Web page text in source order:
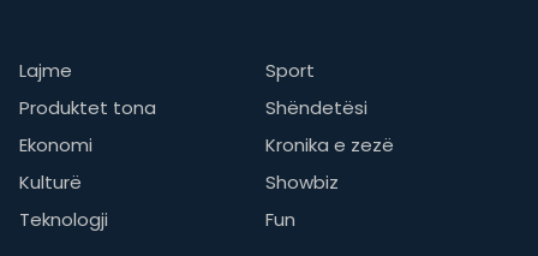
Lajme
Sport
Produktet tona
Shëndetësi
Ekonomi
Kronika e zezë
Kulturë
Showbiz
Teknologji
Fun